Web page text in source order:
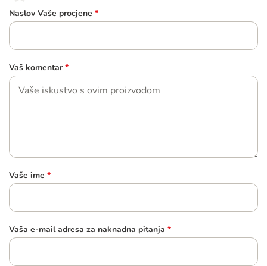
Naslov Vaše procjene *
Vaš komentar *
Vaše ime *
Vaša e-mail adresa za naknadna pitanja *